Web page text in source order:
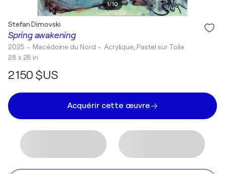
1/10
Spring awakening
Stefan Dimovski
2025 • Macédoine du Nord • Acrylique, Pastel sur Toile
28 x 28 in
2 150 $US
Acquérir cette œuvre